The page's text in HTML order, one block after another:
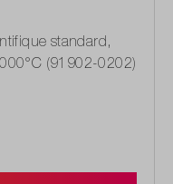
standard,
(91902-0202)